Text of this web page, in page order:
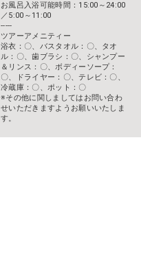
お風呂入浴可能時間：15:00～24:00
／5:00～11:00
-----
ツアーアメニティー
浴衣：〇、バスタオル：〇、タオ
ル：〇、歯ブラシ：〇、シャンプー
＆リンス：〇、ボディーソープ：
〇、ドライヤー：〇、テレビ：〇、
冷蔵庫：〇、ポット：〇
※その他に関しましてはお問い合わ
せいただきますようお願いいたしま
す。